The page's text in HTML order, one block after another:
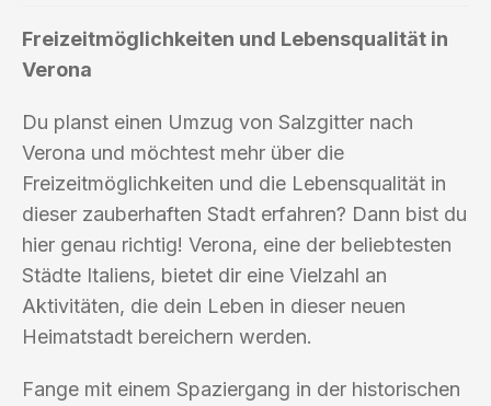
Freizeitmöglichkeiten und Lebensqualität in
Verona
Du planst einen Umzug von Salzgitter nach
Verona und möchtest mehr über die
Freizeitmöglichkeiten und die Lebensqualität in
dieser zauberhaften Stadt erfahren? Dann bist du
hier genau richtig! Verona, eine der beliebtesten
Städte Italiens, bietet dir eine Vielzahl an
Aktivitäten, die dein Leben in dieser neuen
Heimatstadt bereichern werden.
Fange mit einem Spaziergang in der historischen